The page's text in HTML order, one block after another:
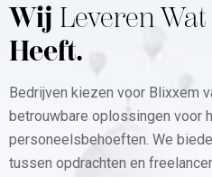
Wij Leveren
Heeft.
Bedrijven kiezen voor Blixxem
betrouwbare oplossingen voor
personeelsbehoeften. We
tussen opdrachten en